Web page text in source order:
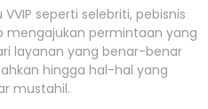
seperti selebriti, pebisnis
mengajukan permintaan yang
layanan yang benar-benar
hingga hal-hal yang
mustahil.